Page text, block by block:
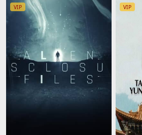
VIP VIP